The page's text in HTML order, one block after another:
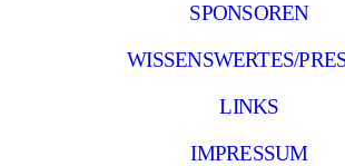
SPONSOREN
WISSENSWERTES/
LINKS
IMPRESSUM